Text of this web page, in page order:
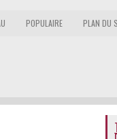
POPULAIRE PLAN DU